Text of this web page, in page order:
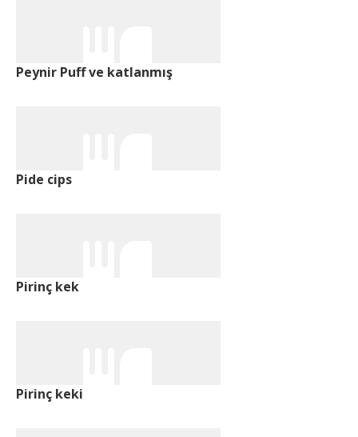
Peynir Puff ve katlanmış
Pide cips
Pirinç kek
Pirinç keki